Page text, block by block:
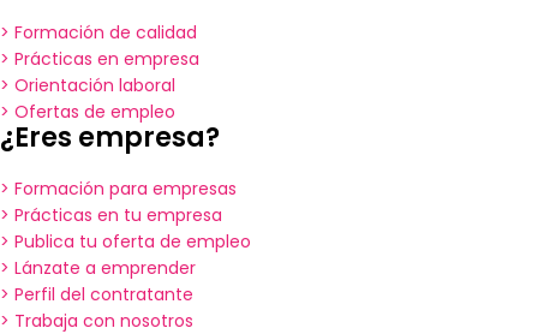
> Formación de calidad
> Prácticas en empresa
> Orientación laboral
> Ofertas de empleo
¿Eres empresa?
> Formación para empresas
> Prácticas en tu empresa
> Publica tu oferta de empleo
> Lánzate a emprender
> Perfil del contratante
> Trabaja con nosotros